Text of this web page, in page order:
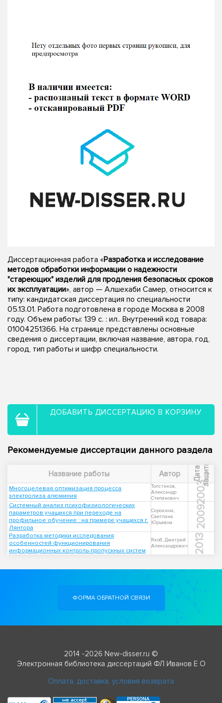
Диссертационная работа «Разработка и исследование
методов обработки информации о надежности
"стареющих" изделий для продления безопасных сроков
их эксплуатации», автор — Алшехаби Самер, относится к
типу: кандидатская диссертация по специальности
05.13.01. Работа подготовлена в городе Москва в 2008
году. Объем работы: 139 с. : ил.. Внутренний код товара:
01004251366. На странице представлены основные
сведения о диссертации, включая название, автора, год,
город, тип работы и шифр специальности.
ДОБАВИТЬ ДИССЕРТАЦИЮ В КОРЗИНУ
Рекомендуемые диссертации данного раздела
Название работы Автор Д
а
т
а
з
а
щ
и
ты
Многоцелевая оптимизация процесса
электролиза алюминия
Толстиков,
Александр
Степанович
2003
Системный анализ психофизиологических
параметров учащихся при переходе на
профильное обучение : на примере учащихся г.
Лянтора
Сорокина,
Светлана
Юрьевна
2009
Разработка методики исследования
особенностей функционирования
информационных контроль-пропускных систем
Якоб, Дмитрий
Александрович
2013
ФОРМА ОБРАТНОЙ СВЯЗИ
2014 -2026 New-disser.ru ©
Электронная библиотека диссертаций ФЛ Иванов Е О
Оплата, доставка, условия возврата